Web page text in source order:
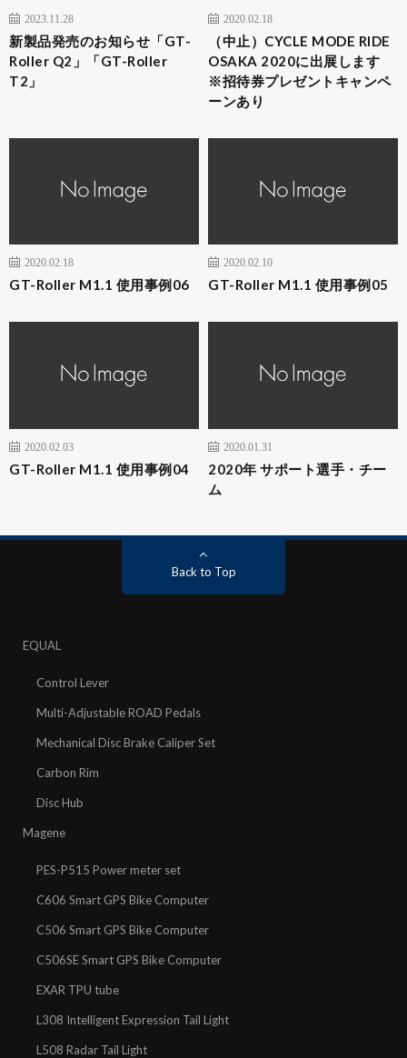
2023.11.28
新製品発売のお知らせ「GT-
Roller Q2」「GT-Roller
T2」
2020.02.18
（中止）CYCLE MODE RIDE
OSAKA 2020に出展します
※招待券プレゼントキャンペ
ーンあり
2020.02.18
GT-Roller M1.1 使用事例06
2020.02.10
GT-Roller M1.1 使用事例05
2020.02.03
GT-Roller M1.1 使用事例04
2020.01.31
2020年 サポート選手・チー
ム
Back to Top
EQUAL
Control Lever
Multi-Adjustable ROAD Pedals
Mechanical Disc Brake Caliper Set
Carbon Rim
Disc Hub
Magene
PES-P515 Power meter set
C606 Smart GPS Bike Computer
C506 Smart GPS Bike Computer
C506SE Smart GPS Bike Computer
EXAR TPU tube
L308 Intelligent Expression Tail Light
L508 Radar Tail Light